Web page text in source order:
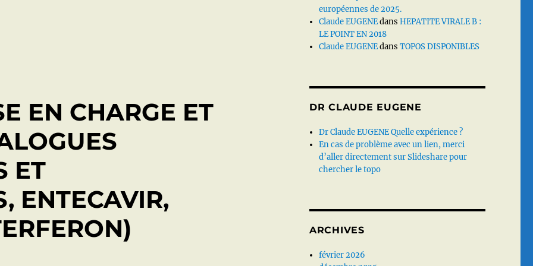
EN CHARGE ET
ET
ENTECAVIR,
européennes de 2025.
Claude EUGENEdansHEPATITE VIRALE B :
LE POINT EN 2018
Claude EUGENEdansTOPOS DISPONIBLES
DR CLAUDE EUGENE
Dr Claude EUGENE Quelle expérience ?
En cas de problème avec un lien, merci
d’aller directement sur Slideshare pour
chercher le topo
ARCHIVES
février 2026